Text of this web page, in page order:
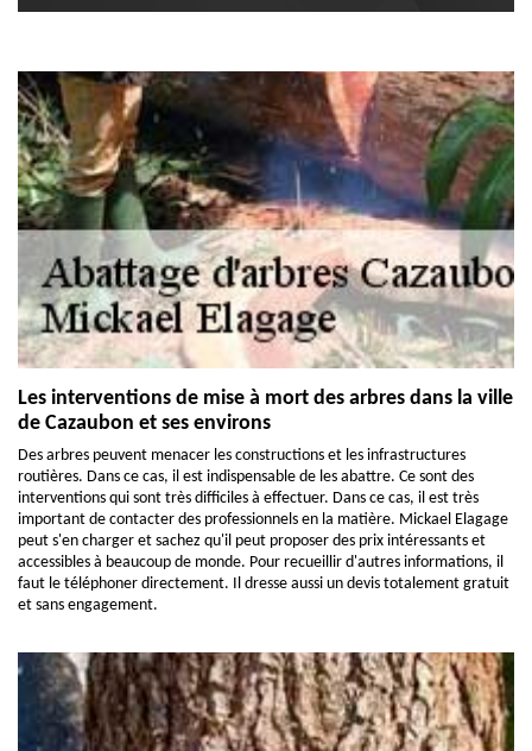
Les interventions de mise à mort des arbres dans la ville
de Cazaubon et ses environs
Des arbres peuvent menacer les constructions et les infrastructures
routières. Dans ce cas, il est indispensable de les abattre. Ce sont des
interventions qui sont très difficiles à effectuer. Dans ce cas, il est très
important de contacter des professionnels en la matière. Mickael Elagage
peut s'en charger et sachez qu'il peut proposer des prix intéressants et
accessibles à beaucoup de monde. Pour recueillir d'autres informations, il
faut le téléphoner directement. Il dresse aussi un devis totalement gratuit
et sans engagement.